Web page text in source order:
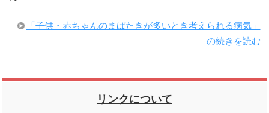
「子供・赤ちゃんのまばたきが多いとき考えられる病気」
の続きを読む
リンクについて